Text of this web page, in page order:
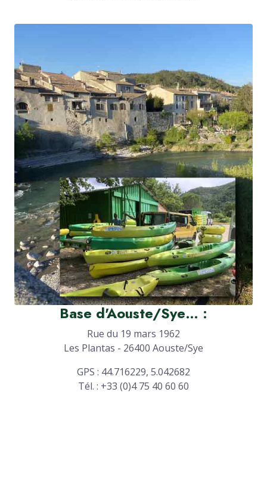
Base d'Aouste/Sye… :
Rue du 19 mars 1962
Les Plantas - 26400 Aouste/Sye
GPS : 44.716229, 5.042682
Tél. : +33 (0)4 75 40 60 60